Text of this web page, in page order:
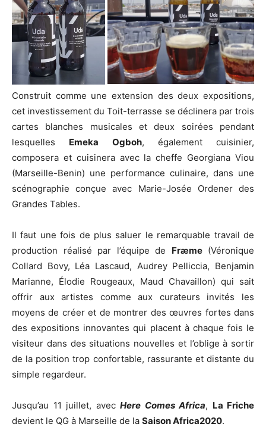
Construit comme une extension des deux expositions,
cet investissement du Toit-terrasse se déclinera par trois
cartes blanches musicales et deux soirées pendant
lesquelles Emeka Ogboh, également cuisinier,
composera et cuisinera avec la cheffe Georgiana Viou
(Marseille-Benin) une performance culinaire, dans une
scénographie conçue avec Marie-Josée Ordener des
Grandes Tables.
Il faut une fois de plus saluer le remarquable travail de
production réalisé par l’équipe de Fræme(Véronique
Collard Bovy, Léa Lascaud, Audrey Pelliccia, Benjamin
Marianne, Élodie Rougeaux, Maud Chavaillon) qui sait
offrir aux artistes comme aux curateurs invités les
moyens de créer et de montrer des œuvres fortes dans
des expositions innovantes qui placent à chaque fois le
visiteur dans des situations nouvelles et l’oblige à sortir
de la position trop confortable, rassurante et distante du
simple regardeur.
Jusqu’au 11 juillet, avec Here Comes Africa, La Friche
devient le QG à Marseille de la Saison Africa2020.